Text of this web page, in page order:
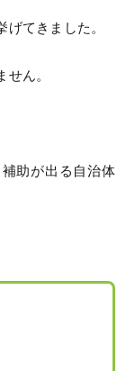
てきました。
ん。
助が出る自治体